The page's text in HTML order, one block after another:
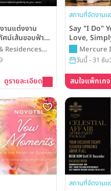
านแต่งงาน
ศน์เส้นขอบฟ้า
เพียง 68,000
แอนด์ เรสซิ
Residences
ดูรายละเอียด
สถานที่จัดงานแ
Say "I Do"
Love,
Sukhumvit
starting
Mercure
วันนี้ - 31 ธัน
สนใจแพ็กเกจ
สถานที่จัดงานแ